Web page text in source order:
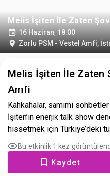
Melis İşiten İle Zaten Şov
16 Haziran, 18:00
Zorlu PSM - Vestel Amfi,
Melis İşiten İle Zaten
Amfi
Kahkahalar, samimi
İşiten’in enerjik talk show
hissetmek için Türkiye’deki
Bu etkinlik 1 kez
Kaydet